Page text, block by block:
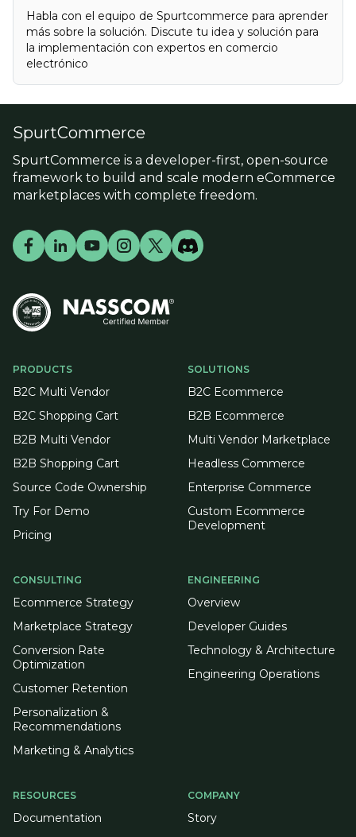
Habla con el equipo de Spurtcommerce para aprender
más sobre la solución. Discute tu idea y solución para
la implementación con expertos en comercio
electrónico
PRODUCTS
B2C Multi Vendor
B2C Shopping Cart
B2B Multi Vendor
B2B Shopping Cart
Source Code Ownership
Try For Demo
Pricing
SOLUTIONS
B2C Ecommerce
B2B Ecommerce
Multi Vendor Marketplace
Headless Commerce
Enterprise Commerce
Custom Ecommerce
Development
CONSULTING
Ecommerce Strategy
Marketplace Strategy
Conversion Rate
Optimization
Customer Retention
Personalization &
Recommendations
Marketing & Analytics
SpurtCommerce
SpurtCommerce is a developer-first, open-source
framework to build and scale modern eCommerce
marketplaces with complete freedom.
ENGINEERING
Overview
Developer Guides
Technology & Architecture
Engineering Operations
RESOURCES
Documentation
COMPANY
Story